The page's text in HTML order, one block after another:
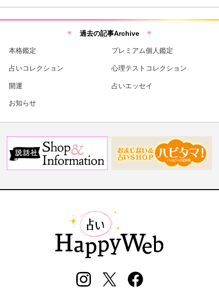
過去の記事Archive
本格鑑定 プレミアム個人鑑定
占いコレクション 心理テストコレクション
開運 占いエッセイ
お知らせ